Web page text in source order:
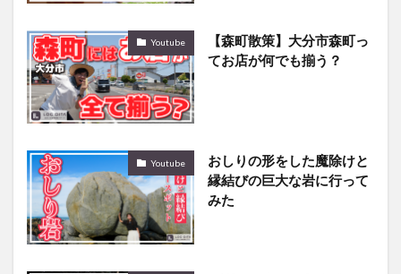
Youtube
【森町散策】大分市森町っ
てお店が何でも揃う？
Youtube
おしりの形をした魔除けと
縁結びの巨大な岩に行って
みた